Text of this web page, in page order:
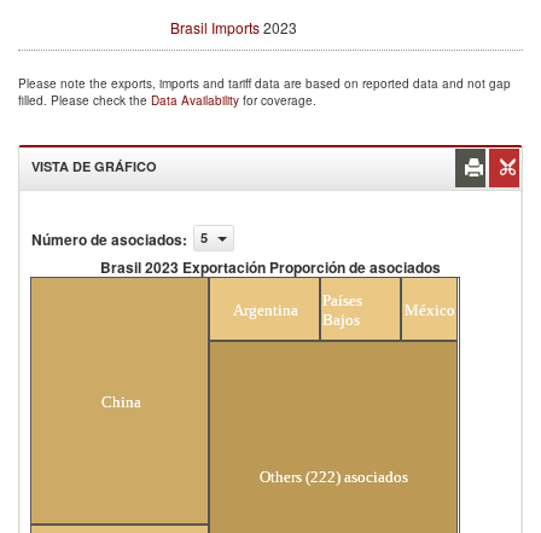
Brasil Imports2023
Please note the exports, imports and tariff data are based on reported data and not gap
filled. Please check the Data Availability for coverage.
VISTA DE GRÁFICO
Número de asociados: 5
Brasil 2023 Exportación Proporción de asociados
China
Argentina
Países
Bajos
México
Others (222) asociados